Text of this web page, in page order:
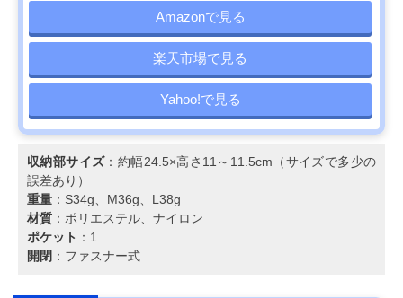
Amazonで見る
楽天市場で見る
Yahoo!で見る
収納部サイズ：約幅24.5×高さ11～11.5cm（サイズで多少の
誤差あり）
重量 ：S34g、M36g、L38g
材質 ：ポリエステル、ナイロン
ポケット ：1
開閉 ：ファスナー式